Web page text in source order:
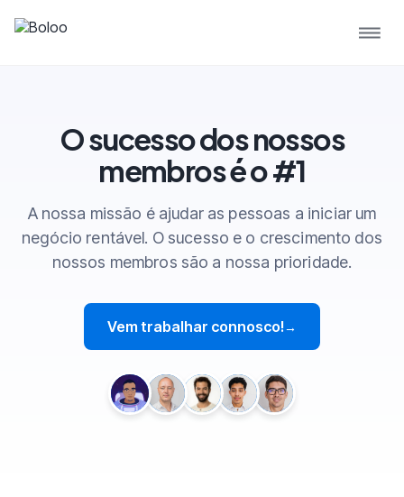
O sucesso dos nossos
membros é o #1
A nossa missão é ajudar as pessoas a iniciar um
negócio rentável. O sucesso e o crescimento dos
nossos membros são a nossa prioridade.
Vem trabalhar connosco!→